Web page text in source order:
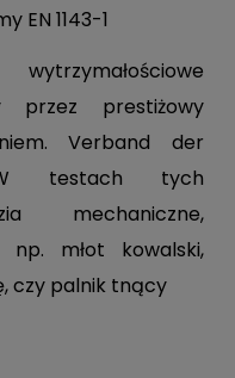
EN 1143-1
przez prestiżowy
Verband der
W testach tych
mechaniczne,
młot kowalski,
czy palnik tnący